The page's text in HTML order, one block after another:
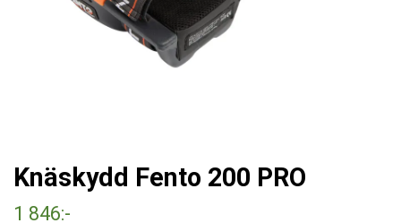
Knäskydd Fento 200 PRO
1 846:-